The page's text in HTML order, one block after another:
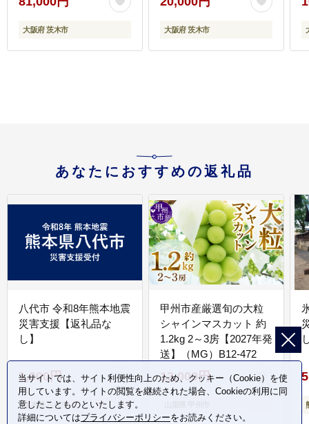
大阪府 茨木市 大阪府 茨木市
あなたにおすすめの返礼品
八代市 令和8年熊本地震
災害支援【返礼品な
し】
1,000円
熊本県 八代市
甲州市産厳選旬の大粒
シャインマスカット 約
1.2kg 2～3房【2027年発
送】（MG）B12-472
13,000円
当サイトでは、サイト利便性向上のため、クッキー（Cookie）を使
用しています。サイトの閲覧を継続された場合、Cookieの利用に同
意したことものといたします。
詳細についてはプライバシーポリシーをお読みください。